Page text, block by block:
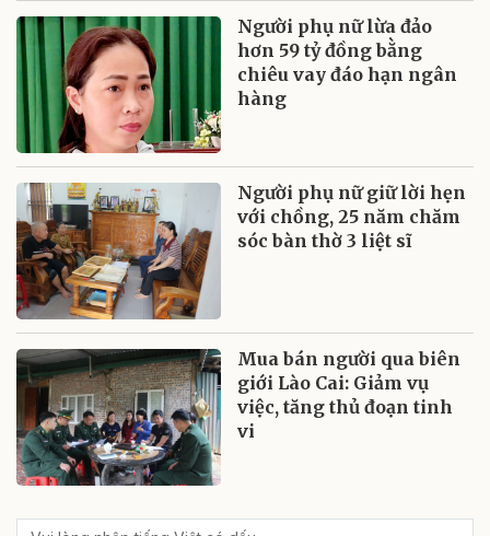
Người phụ nữ lừa đảo
hơn 59 tỷ đồng bằng
chiêu vay đáo hạn ngân
hàng
Người phụ nữ giữ lời hẹn
với chồng, 25 năm chăm
sóc bàn thờ 3 liệt sĩ
Mua bán người qua biên
giới Lào Cai: Giảm vụ
việc, tăng thủ đoạn tinh
vi